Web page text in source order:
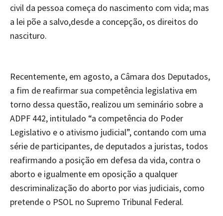
civil da pessoa começa do nascimento com vida; mas
a lei põe a salvo,desde a concepção, os direitos do
nascituro.
Recentemente, em agosto, a Câmara dos Deputados,
a fim de reafirmar sua competência legislativa em
torno dessa questão, realizou um seminário sobre a
ADPF 442, intitulado “a competência do Poder
Legislativo e o ativismo judicial”, contando com uma
série de participantes, de deputados a juristas, todos
reafirmando a posição em defesa da vida, contra o
aborto e igualmente em oposição a qualquer
descriminalização do aborto por vias judiciais, como
pretende o PSOL no Supremo Tribunal Federal.